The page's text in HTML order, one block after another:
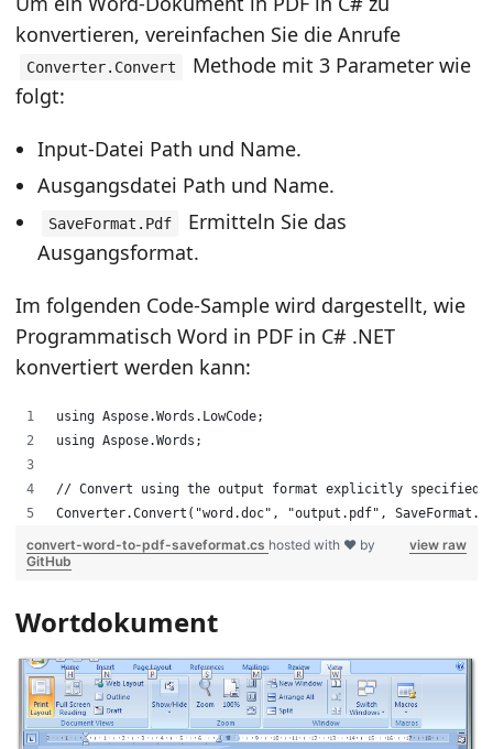
konvertieren, vereinfachen Sie die Anrufe
Converter.Convert
Methode mit 3 Parameter wie
folgt:
Input-Datei Path und Name.
Ausgangsdatei Path und Name.
SaveFormat.Pdf
Ermitteln Sie das
Ausgangsformat.
Im folgenden Code-Sample wird dargestellt, wie
Programmatisch Word in PDF in C# .NET
konvertiert werden kann:
using Aspose.Words.LowCode;
using Aspose.Words;
// Convert using the output format explicitly specified
Converter.Convert("word.doc", "output.pdf",
view raw
convert-word-to-pdf-saveformat.cs hosted with ❤ by
GitHub
Wortdokument